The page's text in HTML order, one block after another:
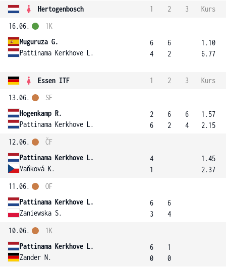
Hertogenbosch 1 2 3
Kurs
16.06.
Muguruza G.
Pattinama Kerkhove L.
1K
6
4
6
2
1.10
6.77
Essen ITF 1 2 3
Kurs
13.06.
Hogenkamp R.
Pattinama Kerkhove L.
SF
2
6
6
2
6
4
1.57
2.15
12.06.
Pattinama Kerkhove L.
Vaňková K.
ČF
4
1
1.45
2.37
11.06.
Pattinama Kerkhove L.
Zaniewska S.
OF
6
3
6
4
10.06.
Pattinama Kerkhove L.
Zander N.
1K
6
0
1
0